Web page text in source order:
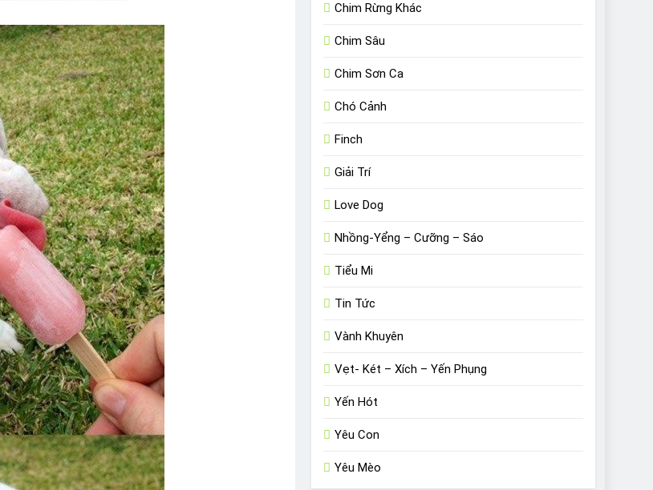
Chim Rừng Khác
Chim Sâu
Chim Sơn Ca
Chó Cảnh
Finch
Giải Trí
Love Dog
Nhồng-Yểng – Cưỡng – Sáo
Tiểu Mi
Tin Tức
Vành Khuyên
Vẹt- Két – Xích – Yến Phụng
Yến Hót
Yêu Con
Yêu Mèo